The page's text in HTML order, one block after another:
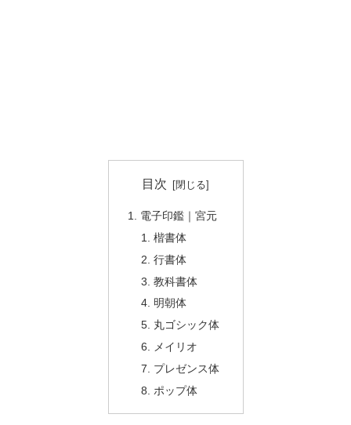
目次
電子印鑑｜宮元
楷書体
行書体
教科書体
明朝体
丸ゴシック体
メイリオ
プレゼンス体
ポップ体